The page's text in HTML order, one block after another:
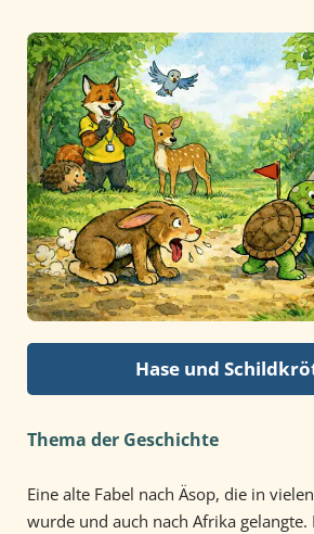
Hase und
Thema der Geschichte
Eine alte Fabel nach Äsop, die in
wurde und auch nach Afrika gelangte.